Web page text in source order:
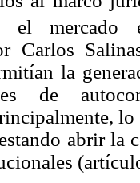
el mercado
Carlos
la
de
abrir la